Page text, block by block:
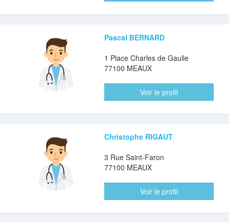
Pascal BERNARD
1 Place Charles de Gaulle
77100 MEAUX
Voir le profil
Christophe RIGAUT
3 Rue Saint-Faron
77100 MEAUX
Voir le profil